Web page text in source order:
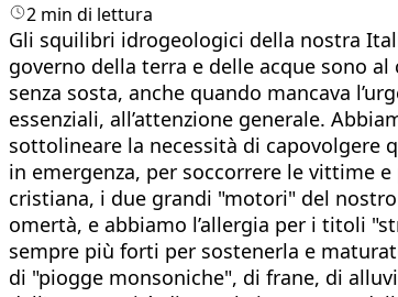
2 min di lettura
Gli squilibri idrogeologici della nostra
governo della terra e delle acque sono
senza sosta, anche quando mancava
essenziali, all’attenzione generale.
sottolineare la necessità di capovolgere
in emergenza, per soccorrere le vittime
cristiana, i due grandi "motori" del
omertà, e abbiamo l’allergia per i titoli
sempre più forti per sostenerla e
di "piogge monsoniche", di frane, di